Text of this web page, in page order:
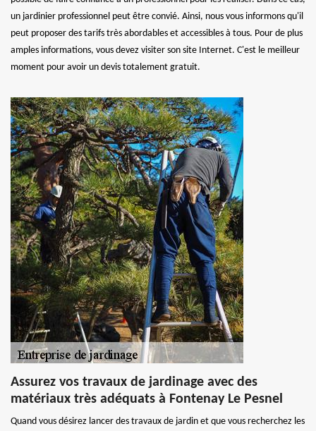
un jardinier professionnel peut être convié. Ainsi, nous vous informons qu'il
peut proposer des tarifs très abordables et accessibles à tous. Pour de plus
amples informations, vous devez visiter son site Internet. C'est le meilleur
moment pour avoir un devis totalement gratuit.
Assurez vos travaux de jardinage avec des
matériaux très adéquats à Fontenay Le Pesnel
Quand vous désirez lancer des travaux de jardin et que vous recherchez les